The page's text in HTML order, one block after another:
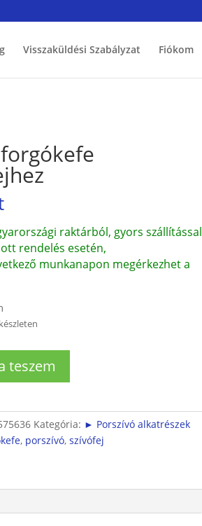
Visszaküldési Szabályzat Fiókom
raktárból, gyors szállítással
rendelés esetén,
munkanapon megérkezhet a
teszem
Kategória: ► Porszívó alkatrészek
, porszívó,szívófej